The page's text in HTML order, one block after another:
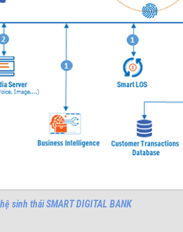
hệ sinh thái SMART DIGITAL BANK